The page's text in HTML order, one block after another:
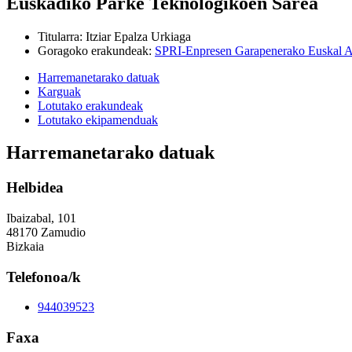
Titularra: Itziar Epalza Urkiaga
Goragoko erakundeak: SPRI-Enpresen Garapenerako Euskal
Harremanetarako datuak
Karguak
Lotutako erakundeak
Lotutako ekipamenduak
Harremanetarako datuak
Helbidea
Ibaizabal, 101
48170 Zamudio
Bizkaia
Telefonoa/k
944039523
Faxa